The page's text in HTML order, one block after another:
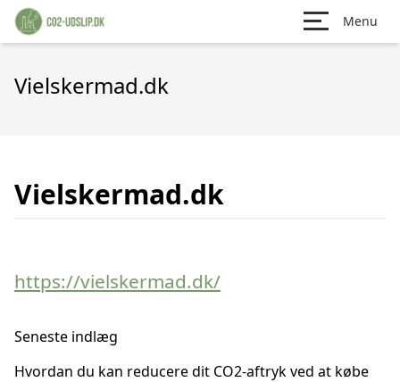
Menu
Vielskermad.dk
Vielskermad.dk
https://vielskermad.dk/
Seneste indlæg
Hvordan du kan reducere dit CO2-aftryk ved at købe